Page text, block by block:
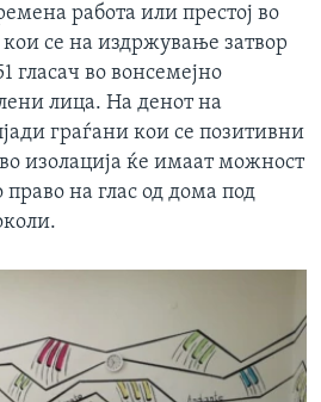
работа или престој во
кои се на издржување затвор
гласач во вонсемејно
лица. На денот на
граѓани кои се позитивни
изолација ќе имаат можност
право на глас од дома под